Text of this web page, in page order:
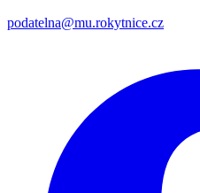
podatelna@mu.rokytnice.cz